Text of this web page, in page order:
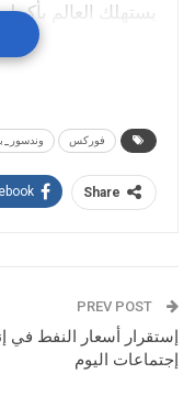
يستهلك العالم
فوركس
Share
إستقرار أسعار النفط في
إجتماعات اليوم